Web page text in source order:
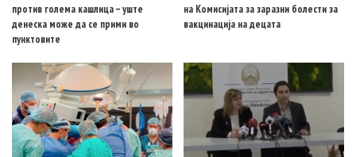
против голема кашлица – уште
денеска може да се прими во
пунктовите
на Комисијата за заразни болести за
вакцинација на децата